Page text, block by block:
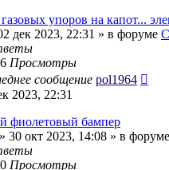
упоров на капот...
дек 2023, 22:31 » в форуме
Просмотры
сообщение pol1964
2023, 22:31
фиолетовый бампер
» 30 окт 2023, 14:08 » в форуме
Просмотры